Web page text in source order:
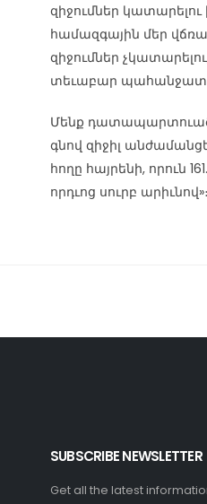
զիջումներ
համազգային մեր
զիջումներ
տեւաբար
Մենք դատապարտուած
գնով զիջիլ
հողը հայրենի, որուն
որդւոց սուրբ արիւնով»։
SUBSCRIBE NEWSLETTER
Get all the latest